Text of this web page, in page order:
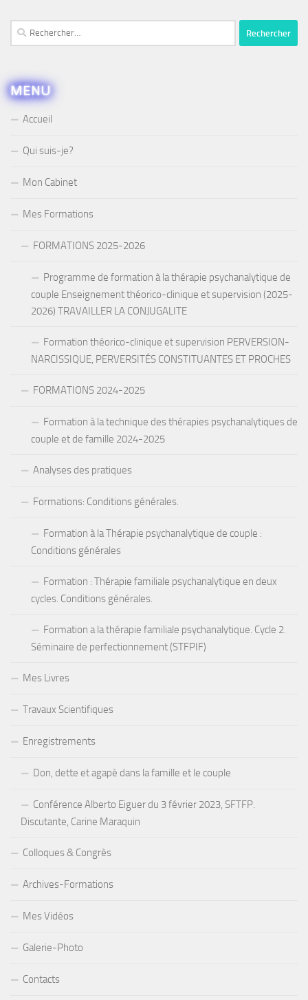
Rechercher :
MENU
Accueil
Qui suis-je?
Mon Cabinet
Mes Formations
FORMATIONS 2025-2026
Programme de formation à la thérapie psychanalytique de
couple Enseignement théorico-clinique et supervision (2025-
2026) TRAVAILLER LA CONJUGALITE
Formation théorico-clinique et supervision PERVERSION-
NARCISSIQUE, PERVERSITÉS CONSTITUANTES ET PROCHES
FORMATIONS 2024-2025
Formation à la technique des thérapies psychanalytiques de
couple et de famille 2024-2025
Analyses des pratiques
Formations: Conditions générales.
Formation à la Thérapie psychanalytique de couple :
Conditions générales
Formation : Thérapie familiale psychanalytique en deux
cycles. Conditions générales.
Formation a la thérapie familiale psychanalytique. Cycle 2.
Séminaire de perfectionnement (STFPIF)
Mes Livres
Travaux Scientifiques
Enregistrements
Don, dette et agapè dans la famille et le couple
Conférence Alberto Eiguer du 3 février 2023, SFTFP.
Discutante, Carine Maraquin
Colloques & Congrès
Archives-Formations
Mes Vidéos
Galerie-Photo
Contacts